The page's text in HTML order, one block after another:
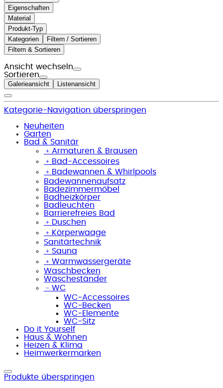
Eigenschaften
Material
Produkt-Typ
Kategorien
Filtern / Sortieren
Filtern & Sortieren
Ansicht wechseln
Sortieren
Galerieansicht Listenansicht
Kategorie-Navigation überspringen
Neuheiten
Garten
Bad & Sanitär
﹢ Armaturen & Brausen
﹢ Bad-Accessoires
﹢ Badewannen & Whirlpools
Badewannenaufsatz
Badezimmermöbel
Badheizkörper
Badleuchten
Barrierefreies Bad
﹢ Duschen
﹢ Körperwaage
Sanitärtechnik
﹢ Sauna
﹢ Warmwassergeräte
Waschbecken
Wäscheständer
﹣ WC
WC-Accessoires
WC-Becken
WC-Elemente
WC-Sitz
Do it Yourself
Haus & Wohnen
Heizen & Klima
Heimwerkermarken
Produkte überspringen